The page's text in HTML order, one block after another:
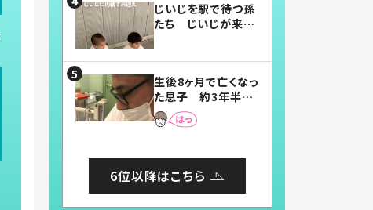
じいじを駅で待つ孫
たち じいじが来た
まらない」「幸せにな
れる」
生後8ヶ月で亡くなっ
た息子 約3年半
後、当時の妻の日記
に書いてあった本音
6位以降はこちら